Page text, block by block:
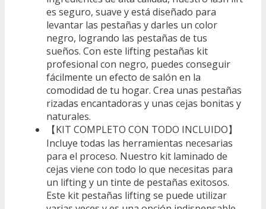
es seguro, suave y está diseñado para
levantar las pestañas y darles un color
negro, logrando las pestañas de tus
sueños. Con este lifting pestañas kit
profesional con negro, puedes conseguir
fácilmente un efecto de salón en la
comodidad de tu hogar. Crea unas pestañas
rizadas encantadoras y unas cejas bonitas y
naturales.
【KIT COMPLETO CON TODO INCLUIDO】
Incluye todas las herramientas necesarias
para el proceso. Nuestro kit laminado de
cejas viene con todo lo que necesitas para
un lifting y un tinte de pestañas exitosos.
Este kit pestañas lifting se puede utilizar